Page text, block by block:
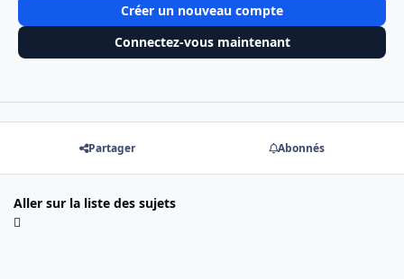
Créer un nouveau compte
Connectez-vous maintenant
Partager Abonnés
Aller sur la liste des sujets